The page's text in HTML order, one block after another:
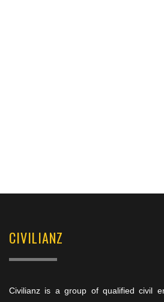
CIVILIANZ
Civilianz is a group of qualified civil